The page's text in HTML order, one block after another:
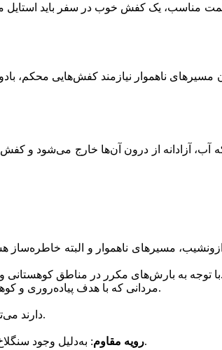
قیمت مناسب، یک کفش خوب در سفر باید
مسیرهای ناهموار نیازمند کفش‌هایی محکم،
آب، آزادانه از درون آن‌ها خارج می‌شود و
مسیرهای ناهموار و البته خاطره‌ساز
: با توجه به بارش‌های مکرر در مناطق کوهستانی و وجود چشمه‌هایی جوشان و رودخانه‌هایی زلال، کفش انتخابی باید از متریال ضدآب ساخته شده باشد.
: مردانی که با هدف پیاده‌روری و کوهنوردی به مناطق کوهستانی سفر می‌کنند، باید کفش‌هایی با ویژگی تنفس‌پذیری و ضدتعریق بپوشند.
: پایان یک روز خاطره‌انگیز با کفش‌هایی که ویژگی GORE-TEX دارند می‌تواند هیجان سفر را دوچندان کند.
رویه مقاوم: به‌دلیل وجود سنگلاخ‌ها و عوامل خارجی متعدد در مناطق کوهستانی یک کتانی خوب باید رویه‌ای مقاوم به ضربه و برخورد با سنگلاخ‌ها را داشته باشد.